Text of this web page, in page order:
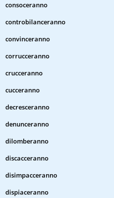
consoceranno
controbilanceranno
convinceranno
corrucceranno
crucceranno
cucceranno
decresceranno
denunceranno
dilomberanno
discacceranno
disimpacceranno
dispiaceranno